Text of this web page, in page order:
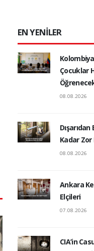
EN YENİLER
Çocuklar
08.08.2026
Dışarıdan
Kadar Zor
08.08.2026
Ankara
Elçileri
07.08.2026
CIA’in